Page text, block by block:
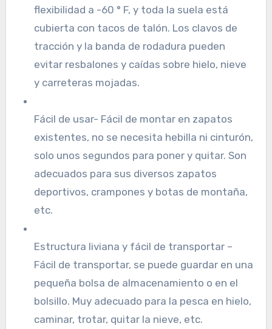
flexibilidad a -60 ° F, y toda la suela está
cubierta con tacos de talón. Los clavos de
tracción y la banda de rodadura pueden
evitar resbalones y caídas sobre hielo, nieve
y carreteras mojadas.
Fácil de usar- Fácil de montar en zapatos
existentes, no se necesita hebilla ni cinturón,
solo unos segundos para poner y quitar. Son
adecuados para sus diversos zapatos
deportivos, crampones y botas de montaña,
etc.
Estructura liviana y fácil de transportar –
Fácil de transportar, se puede guardar en una
pequeña bolsa de almacenamiento o en el
bolsillo. Muy adecuado para la pesca en hielo,
caminar, trotar, quitar la nieve, etc.